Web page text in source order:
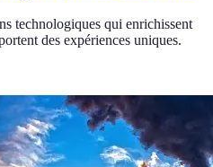
technologiques qui enrichissent
des expériences uniques.